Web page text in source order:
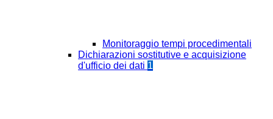
Monitoraggio tempi procedimentali
Dichiarazioni sostitutive e acquisizione
d'ufficio dei dati 1